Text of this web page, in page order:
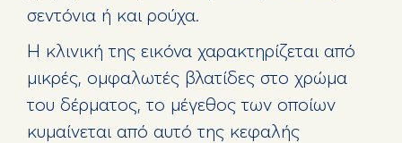
σεντόνια ή και ρούχα.
Η κλινική της εικόνα χαρακτηρίζεται από
μικρές, ομφαλωτές βλατίδες στο χρώμα
του δέρματος, το μέγεθος των οποίων
κυμαίνεται από αυτό της κεφαλής